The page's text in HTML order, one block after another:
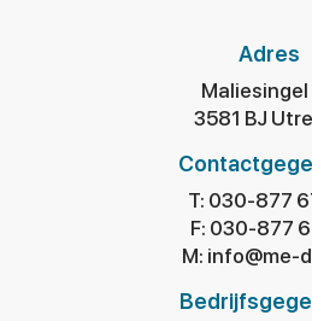
Team Me-
Me-doc
CoMaster en
ANIOS in de
Werken bij